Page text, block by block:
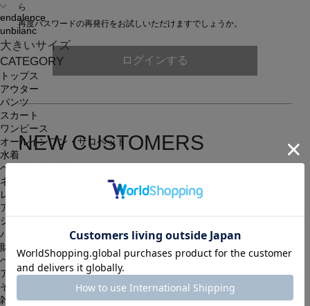
endalence
unbilanc
大きいサイズ
CATEGORY
トップス
アウター
パンツ
スカート
ワンピース
オールインワン・サロペット
水着
ヘッドウェア
ネックウェア
レッグウェア
アンダーウェア
シューズ
バッグ
財布
ベルト
アクセサリ
その他
雑貨小物
ら
再度パスワードの再発行をお試しいただけますでしょうか。
ログインする
NEW CUSTOMERS
会員限定のお得な最新情報もございます。
会員登録する